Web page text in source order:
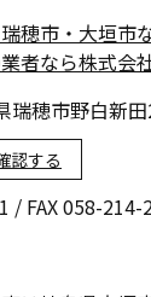
瑞穂市野白新
認する
/ FAX 058-214-